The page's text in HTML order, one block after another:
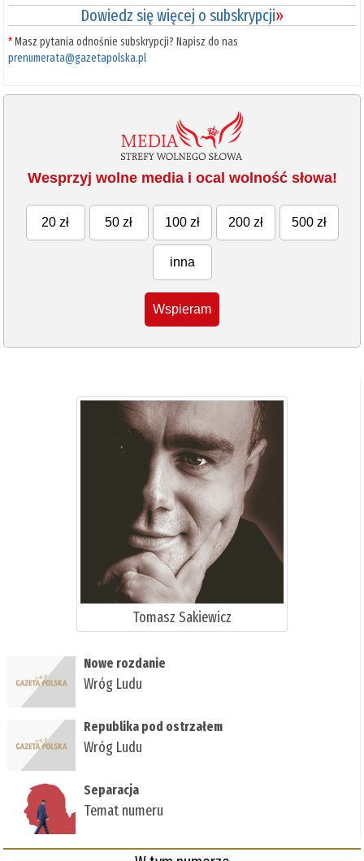
Dowiedz się więcej o subskrypcji»
*Masz pytania odnośnie subskrypcji? Napisz do nas
prenumerata@gazetapolska.pl
Wesprzyj wolne media i ocal wolność słowa!
20 zł 50 zł 100 zł 200 zł 500 zł
inna
Wspieram
Tomasz Sakiewicz
Nowe rozdanie
Wróg Ludu
Republika pod ostrzałem
Wróg Ludu
Separacja
Temat numeru